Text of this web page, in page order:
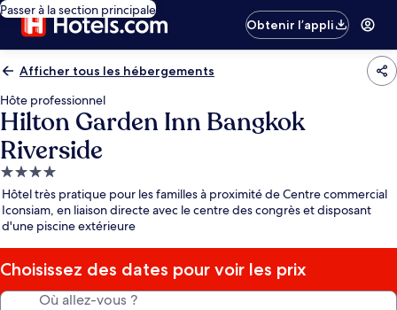
Passer à la section principale
Obtenir l’appli
Afficher tous les hébergements
Hôte professionnel
Hilton Garden Inn Bangkok
Riverside
Hébergement
4.0 étoiles
Hôtel très pratique pour les familles à proximité de Centre commercial
Iconsiam, en liaison directe avec le centre des congrès et disposant
d'une piscine extérieure
Choisissez des dates pour voir les prix
Où allez-vous ?